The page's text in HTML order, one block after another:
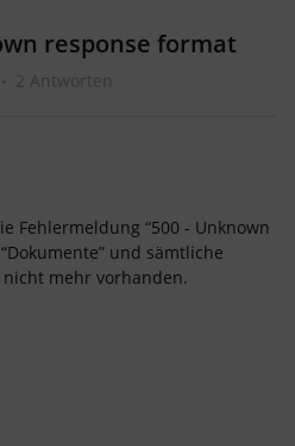
response format
2 Antworten
Fehlermeldung “500 - Unknown
und sämtliche
mehr vorhanden.